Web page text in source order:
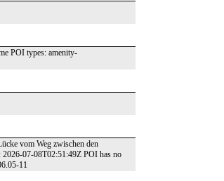
POI types: amenity-
vom Weg zwischen den
07-08T02:51:49Z POI has no
11